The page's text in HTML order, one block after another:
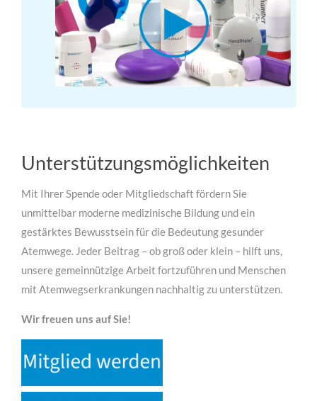
Unterstützungsmöglichkeiten
Mit Ihrer Spende oder Mitgliedschaft fördern Sie
unmittelbar moderne medizinische Bildung und ein
gestärktes Bewusstsein für die Bedeutung gesunder
Atemwege. Jeder Beitrag – ob groß oder klein – hilft uns,
unsere gemeinnützige Arbeit fortzuführen und Menschen
mit Atemwegserkrankungen nachhaltig zu unterstützen.
Wir freuen uns auf Sie!